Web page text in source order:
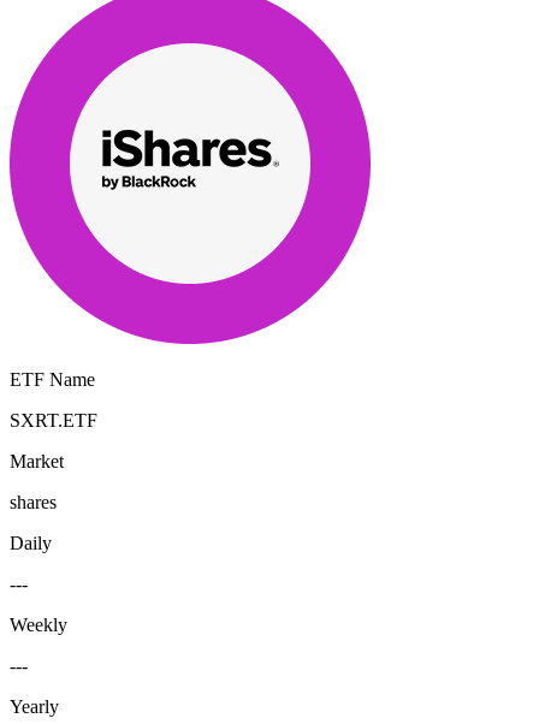
ETF Name
SXRT.ETF
Market
shares
Daily
---
Weekly
---
Yearly